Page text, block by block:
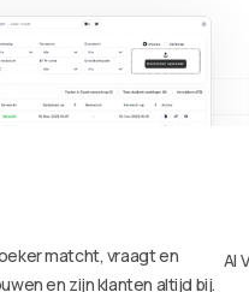
matcht, vraagt en
en zijn klanten altijd bij.
AI